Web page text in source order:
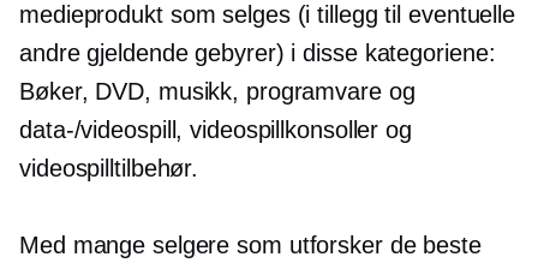
medieprodukt som selges (i tillegg til eventuelle
andre gjeldende gebyrer) i disse kategoriene:
Bøker, DVD, musikk, programvare og
data-/videospill, videospillkonsoller og
videospilltilbehør.
Med mange selgere som utforsker de beste